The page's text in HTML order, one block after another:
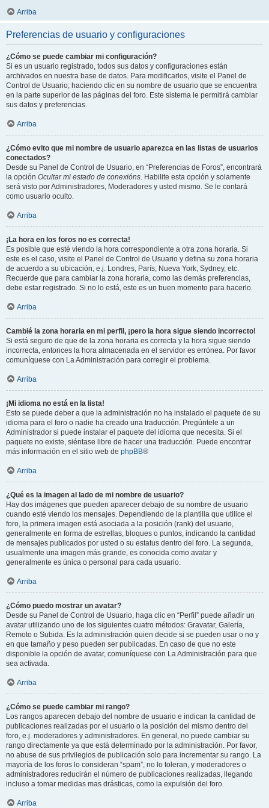
Arriba
Preferencias de usuario y configuraciones
¿Cómo se puede cambiar mi configuración?
Si es un usuario registrado, todos sus datos y configuraciones están
archivados en nuestra base de datos. Para modificarlos, visite el Panel de
Control de Usuario; haciendo clic en su nombre de usuario que se encuentra
en la parte superior de las páginas del foro. Este sistema le permitirá cambiar
sus datos y preferencias.
Arriba
¿Cómo evito que mi nombre de usuario aparezca en las listas de usuarios
conectados?
Desde su Panel de Control de Usuario, en “Preferencias de Foros”, encontrará
la opción Ocultar mi estado de conexións. Habilite esta opción y solamente
será visto por Administradores, Moderadores y usted mismo. Se le contará
como usuario oculto.
Arriba
¡La hora en los foros no es correcta!
Es posible que esté viendo la hora correspondiente a otra zona horaria. Si
este es el caso, visite el Panel de Control de Usuario y defina su zona horaria
de acuerdo a su ubicación, e.j. Londres, París, Nueva York, Sydney, etc.
Recuerde que para cambiar la zona horaria, como las demás preferencias,
debe estar registrado. Si no lo está, este es un buen momento para hacerlo.
Arriba
Cambié la zona horaria en mi perfil, ¡pero la hora sigue siendo incorrecto!
Si está seguro de que de la zona horaria es correcta y la hora sigue siendo
incorrecta, entonces la hora almacenada en el servidor es errónea. Por favor
comuníquese con La Administración para corregir el problema.
Arriba
¡Mi idioma no está en la lista!
Esto se puede deber a que la administración no ha instalado el paquete de su
idioma para el foro o nadie ha creado una traducción. Pregúntele a un
Administrador si puede instalar el paquete del idioma que necesita. Si el
paquete no existe, siéntase libre de hacer una traducción. Puede encontrar
más información en el sitio web de phpBB®
Arriba
¿Qué es la imagen al lado de mi nombre de usuario?
Hay dos imágenes que pueden aparecer debajo de su nombre de usuario
cuando esté viendo los mensajes. Dependiendo de la plantilla que utilice el
foro, la primera imagen está asociada a la posición (rank) del usuario,
generalmente en forma de estrellas, bloques o puntos, indicando la cantidad
de mensajes publicados por usted o su estatus dentro del foro. La segunda,
usualmente una imagen más grande, es conocida como avatar y
generalmente es única o personal para cada usuario.
Arriba
¿Cómo puedo mostrar un avatar?
Desde su Panel de Control de Usuario, haga clic en “Perfil” puede añadir un
avatar utilizando uno de los siguientes cuatro métodos: Gravatar, Galería,
Remoto o Subida. Es la administración quien decide si se pueden usar o no y
en que tamaño y peso pueden ser publicadas. En caso de que no este
disponible la opción de avatar, comuníquese con La Administración para que
sea activada.
Arriba
¿Cómo se puede cambiar mi rango?
Los rangos aparecen debajo del nombre de usuario e indican la cantidad de
publicaciones realizadas por el usuario o la posición del mismo dentro del
foro, e.j. moderadores y administradores. En general, no puede cambiar su
rango directamente ya que está determinado por la administración. Por favor,
no abuse de sus privilegios de publicación solo para incrementar su rango. La
mayoría de los foros lo consideran “spam”, no lo toleran, y moderadores o
administradores reducirán el número de publicaciones realizadas, llegando
incluso a tomar medidas mas drásticas, como la expulsión del foro.
Arriba